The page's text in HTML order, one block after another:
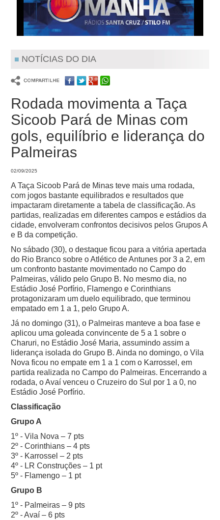
NOTÍCIAS DO DIA
Rodada movimenta a Taça
Sicoob Pará de Minas com
gols, equilíbrio e liderança do
Palmeiras
02/09/2025
A Taça Sicoob Pará de Minas teve mais uma rodada,
com jogos bastante equilibrados e resultados que
impactaram diretamente a tabela de classificação. As
partidas, realizadas em diferentes campos e estádios da
cidade, envolveram confrontos decisivos pelos Grupos A
e B da competição.
No sábado (30), o destaque ficou para a vitória apertada
do Rio Branco sobre o Atlético de Antunes por 3 a 2, em
um confronto bastante movimentado no Campo do
Palmeiras, válido pelo Grupo B. No mesmo dia, no
Estádio José Porfírio, Flamengo e Corinthians
protagonizaram um duelo equilibrado, que terminou
empatado em 1 a 1, pelo Grupo A.
Já no domingo (31), o Palmeiras manteve a boa fase e
aplicou uma goleada convincente de 5 a 1 sobre o
Charuri, no Estádio José Maria, assumindo assim a
liderança isolada do Grupo B. Ainda no domingo, o Vila
Nova ficou no empate em 1 a 1 com o Karrossel, em
partida realizada no Campo do Palmeiras. Encerrando a
rodada, o Avaí venceu o Cruzeiro do Sul por 1 a 0, no
Estádio José Porfírio.
Classificação
Grupo A
1º - Vila Nova – 7 pts
2º - Corinthians – 4 pts
3º - Karrossel – 2 pts
4º - LR Construções – 1 pt
5º - Flamengo – 1 pt
Grupo B
1º - Palmeiras – 9 pts
2º - Avaí – 6 pts